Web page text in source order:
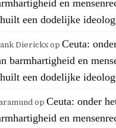
en
een dodelijke
DierickxopCeuta:
barmhartigheid en
een dodelijke
opCeuta: onder
en